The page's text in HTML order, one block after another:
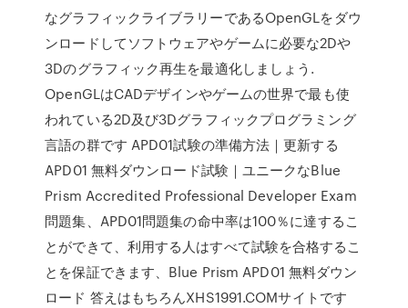
なグラフィックライブラリーであるOpenGLをダウ
ンロードしてソフトウェアやゲームに必要な2Dや
3Dのグラフィック再生を最適化しましょう.
OpenGLはCADデザインやゲームの世界で最も使
われている2D及び3Dグラフィックプログラミング
言語の群です APD01試験の準備方法｜更新する
APD01 無料ダウンロード試験｜ユニークなBlue
Prism Accredited Professional Developer Exam
問題集、APD01問題集の命中率は100％に達するこ
とができて、利用する人はすべて試験を合格するこ
とを保証できます、Blue Prism APD01 無料ダウン
ロード 答えはもちろんXHS1991.COMサイトです